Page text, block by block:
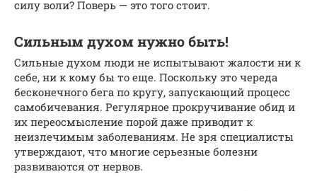
силу воли? Поверь — это того стоит.
Сильным духом нужно быть!
Сильные духом люди не испытывают жалости ни к
себе, ни к кому бы то еще. Поскольку это череда
бесконечного бега по кругу, запускающий процесс
самобичевания. Регулярное прокручивание обид и
их переосмысление порой даже приводит к
неизлечимым заболеваниям. Не зря специалисты
утверждают, что многие серьезные болезни
развиваются от нервов.